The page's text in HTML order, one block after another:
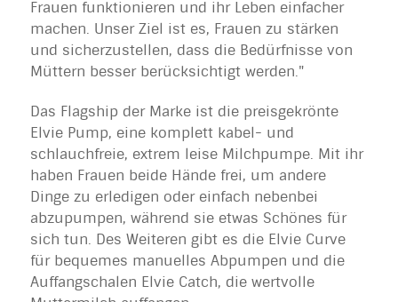
Frauen funktionieren und ihr Leben einfacher
machen. Unser Ziel ist es, Frauen zu stärken
und sicherzustellen, dass die Bedürfnisse von
Müttern besser berücksichtigt werden."
Das Flagship der Marke ist die preisgekrönte
Elvie Pump, eine komplett kabel- und
schlauchfreie, extrem leise Milchpumpe. Mit ihr
haben Frauen beide Hände frei, um andere
Dinge zu erledigen oder einfach nebenbei
abzupumpen, während sie etwas Schönes für
sich tun. Des Weiteren gibt es die Elvie Curve
für bequemes manuelles Abpumpen und die
Auffangschalen Elvie Catch, die wertvolle